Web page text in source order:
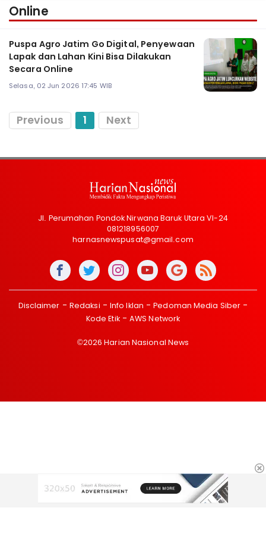
Online
Puspa Agro Jatim Go Digital, Penyewaan
Lapak dan Lahan Kini Bisa Dilakukan
Secara Online
Selasa, 02 Jun 2026 17:45 WIB
Previous 1 Next
Jl. Perumahan Pondok Nirwana Baruk Utara VI-24
081218956007
harnasnewspusat@gmail.com
Disclaimer Redaksi Info Iklan
Pedoman Media Siber
Kode Etik
AWS Network
©2026 Harian Nasional News